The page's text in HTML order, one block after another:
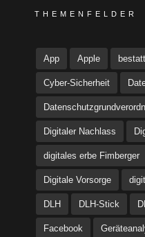
THEMENFELDER
App Apple
Cyber-Sicherheit
Digitaler Nachlass
digitales erbe Fimberger
Digitale Vorsorge
DLH DLH-Stick
Facebook